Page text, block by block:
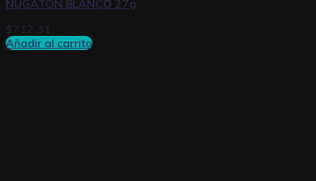
NUGATON BLANCO 27g
$712,31
Añadir al carrito